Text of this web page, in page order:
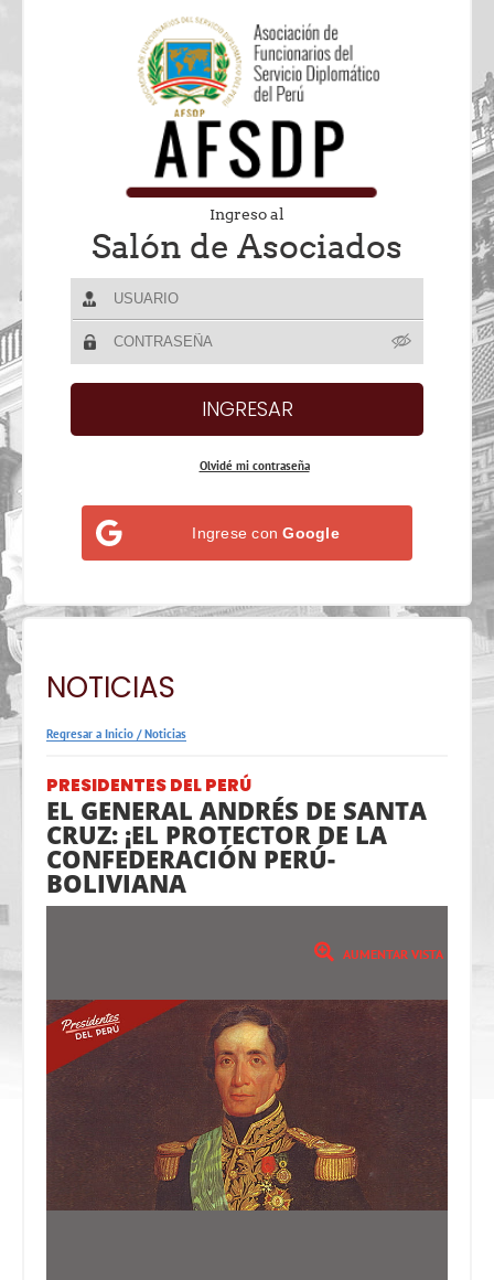
Ingreso al
Salón de Asociados
Olvidé mi contraseña
Ingrese conGoogle
NOTICIAS
Regresar a Inicio /Noticias
PRESIDENTES DEL PERÚ
EL GENERAL ANDRÉS DE SANTA
CRUZ: ¡EL PROTECTOR DE LA
CONFEDERACIÓN PERÚ-
BOLIVIANA